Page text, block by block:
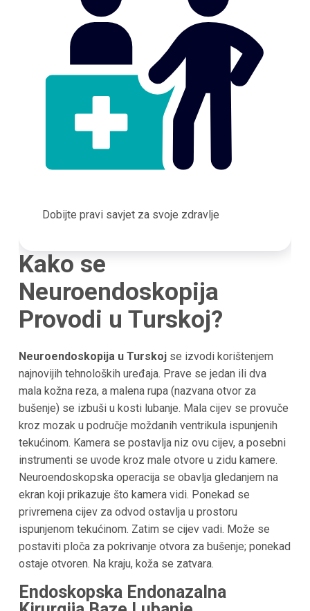
Dobijte pravi savjet za svoje zdravlje
Kako se
Neuroendoskopija
Provodi u Turskoj?
Neuroendoskopija u Turskoj se izvodi korištenjem
najnovijih tehnoloških uređaja. Prave se jedan ili dva
mala kožna reza, a malena rupa (nazvana otvor za
bušenje) se izbuši u kosti lubanje. Mala cijev se provuče
kroz mozak u područje moždanih ventrikula ispunjenih
tekućinom. Kamera se postavlja niz ovu cijev, a posebni
instrumenti se uvode kroz male otvore u zidu kamere.
Neuroendoskopska operacija se obavlja gledanjem na
ekran koji prikazuje što kamera vidi. Ponekad se
privremena cijev za odvod ostavlja u prostoru
ispunjenom tekućinom. Zatim se cijev vadi. Može se
postaviti ploča za pokrivanje otvora za bušenje; ponekad
ostaje otvoren. Na kraju, koža se zatvara.
Endoskopska Endonazalna